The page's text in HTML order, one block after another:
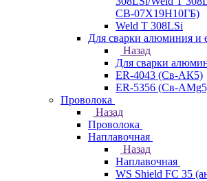
СВ-07Х19Н10ГБ)
Weld T 308LSi
Для сварки алюминия и
Назад
Для сварки
ER-4043 (Св-АК5)
ER-5356 (Св-
Проволока
Назад
Проволока
Наплавочная
Назад
Наплавочная
WS Shield FC 35